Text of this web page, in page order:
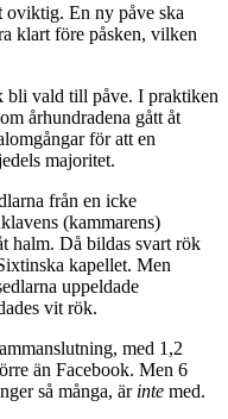
oviktig. En ny påve ska
klart före påsken, vilken
bli vald till påve. I praktiken
århundradena gått åt
för att en
majoritet.
från en icke
(kammarens)
halm. Då bildas svart rök
kapellet. Men
uppeldade
vit rök.
med 1,2
än Facebook. Men 6
så många, är inte med.